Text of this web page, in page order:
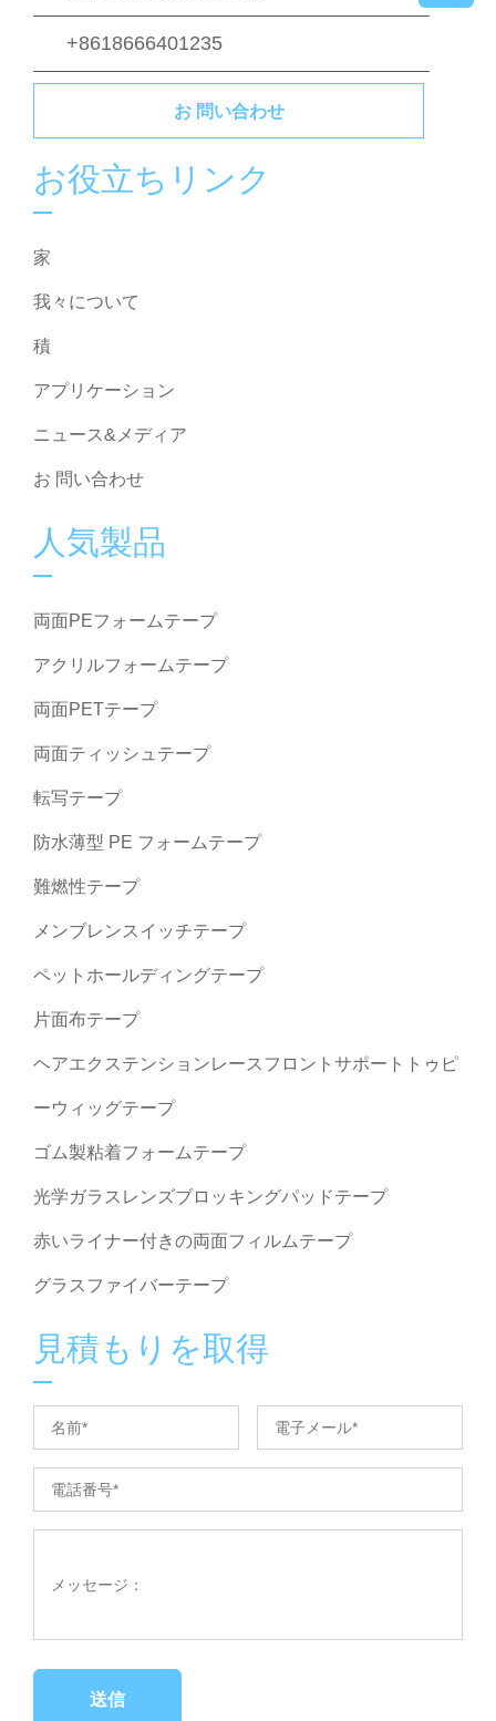
+8618666401235
お 問い合わせ
お役立ちリンク
家
我々について
積
アプリケーション
ニュース&メディア
お 問い合わせ
人気製品
両面PEフォームテープ
アクリルフォームテープ
両面PETテープ
両面ティッシュテープ
転写テープ
防水薄型 PE フォームテープ
難燃性テープ
メンブレンスイッチテープ
ペットホールディングテープ
片面布テープ
ヘアエクステンションレースフロントサポートトゥピ
ーウィッグテープ
ゴム製粘着フォームテープ
光学ガラスレンズブロッキングパッドテープ
赤いライナー付きの両面フィルムテープ
グラスファイバーテープ
見積もりを取得
送信